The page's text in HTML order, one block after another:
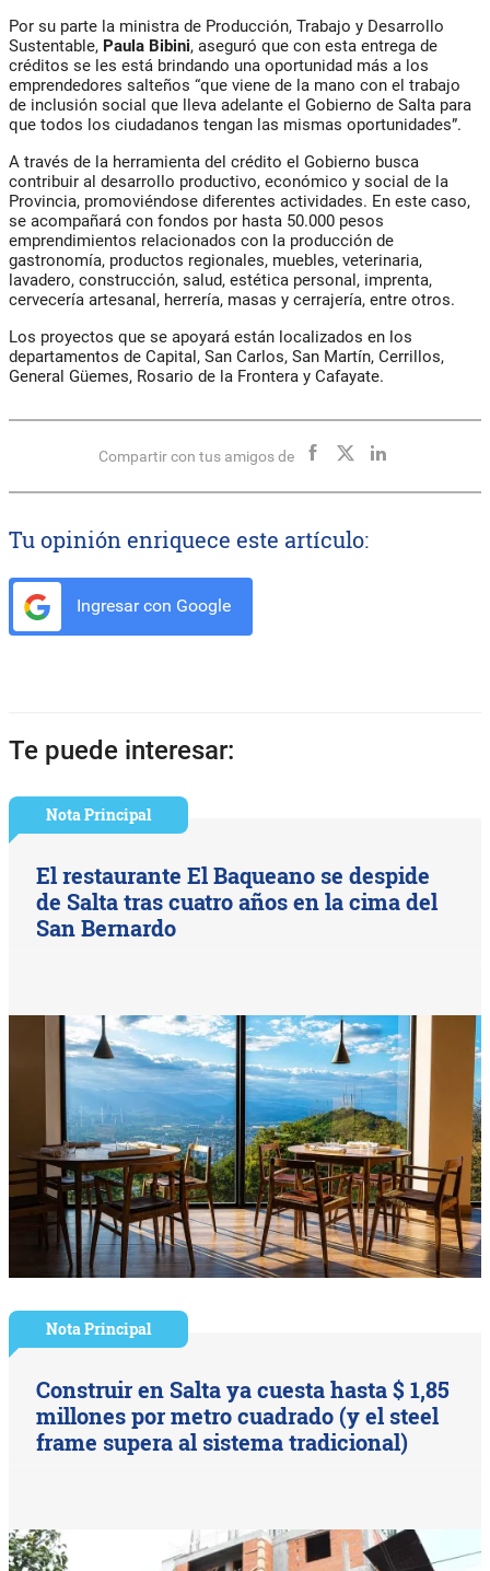
Por su parte la ministra de Producción, Trabajo y Desarrollo
Sustentable, Paula Bibini, aseguró que con esta entrega de
créditos se les está brindando una oportunidad más a los
emprendedores salteños “que viene de la mano con el trabajo
de inclusión social que lleva adelante el Gobierno de Salta para
que todos los ciudadanos tengan las mismas oportunidades”.
A través de la herramienta del crédito el Gobierno busca
contribuir al desarrollo productivo, económico y social de la
Provincia, promoviéndose diferentes actividades. En este caso,
se acompañará con fondos por hasta 50.000 pesos
emprendimientos relacionados con la producción de
gastronomía, productos regionales, muebles, veterinaria,
lavadero, construcción, salud, estética personal, imprenta,
cervecería artesanal, herrería, masas y cerrajería, entre otros.
Los proyectos que se apoyará están localizados en los
departamentos de Capital, San Carlos, San Martín, Cerrillos,
General Güemes, Rosario de la Frontera y Cafayate.
Compartir con tus amigos de
Tu opinión enriquece este artículo:
Ingresar con Google
Te puede interesar:
Nota Principal
El restaurante El Baqueano se despide
de Salta tras cuatro años en la cima del
San Bernardo
Nota Principal
Construir en Salta ya cuesta hasta $ 1,85
millones por metro cuadrado (y el steel
frame supera al sistema tradicional)